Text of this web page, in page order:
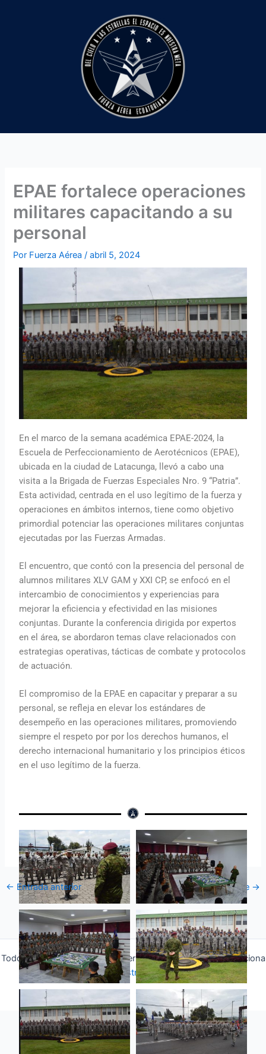
EPAE fortalece operaciones
militares capacitando a su
personal
Por Fuerza Aérea/abril 5, 2024
En el marco de la semana académica EPAE-2024, la
Escuela de Perfeccionamiento de Aerotécnicos (EPAE),
ubicada en la ciudad de Latacunga, llevó a cabo una
visita a la Brigada de Fuerzas Especiales Nro. 9 “Patria”.
Esta actividad, centrada en el uso legítimo de la fuerza y
operaciones en ámbitos internos, tiene como objetivo
primordial potenciar las operaciones militares conjuntas
ejecutadas por las Fuerzas Armadas.
El encuentro, que contó con la presencia del personal de
alumnos militares XLV GAM y XXI CP, se enfocó en el
intercambio de conocimientos y experiencias para
mejorar la eficiencia y efectividad en las misiones
conjuntas. Durante la conferencia dirigida por expertos
en el área, se abordaron temas clave relacionados con
estrategias operativas, tácticas de combate y protocolos
de actuación.
El compromiso de la EPAE en capacitar y preparar a su
personal, se refleja en elevar los estándares de
desempeño en las operaciones militares, promoviendo
siempre el respeto por por los derechos humanos, el
derecho internacional humanitario y los principios éticos
en el uso legítimo de la fuerza.
← Entrada anterior Entrada siguiente →
Todos los derechos © 2026 Fuerza Aérea Ecuatoriana | Funciona
gracias aTema Astra para WordPress